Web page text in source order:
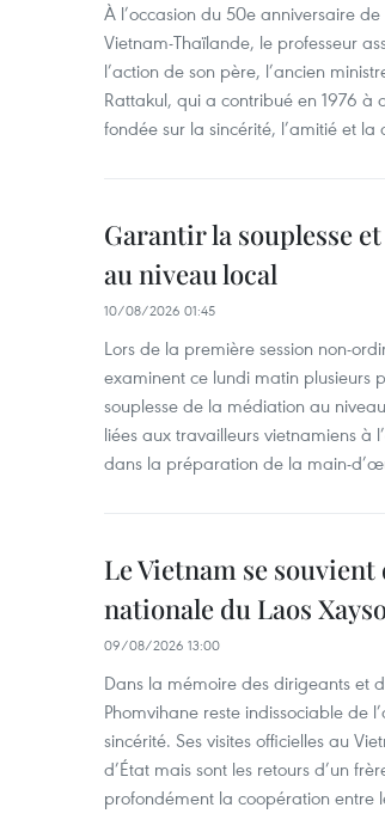
À l’occasion du 50e anniversaire
Vietnam-Thaïlande, le professeur
l’action de son père, l’ancien
Rattakul, qui a contribué en 1976 à
fondée sur la sincérité, l’amitié et
Garantir la souplesse
au niveau local
10/08/2026 01:45
Lors de la première session non-
examinent ce lundi matin plusieurs
souplesse de la médiation au
liées aux travailleurs vietnamiens à
dans la préparation de la main-
Le Vietnam se
nationale du Laos
09/08/2026 13:00
Dans la mémoire des dirigeants et
Phomvihane reste indissociable de
sincérité. Ses visites officielles au
d’État mais sont les retours d’un
profondément la coopération entre